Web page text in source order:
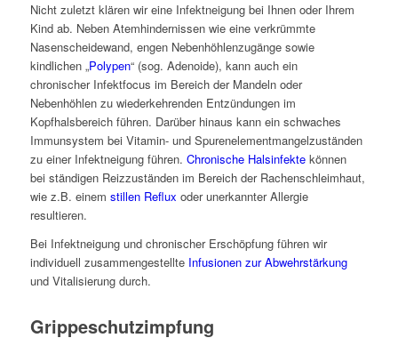
Nicht zuletzt klären wir eine Infektneigung bei Ihnen oder Ihrem
Kind ab. Neben Atemhindernissen wie eine verkrümmte
Nasenscheidewand, engen Nebenhöhlenzugänge sowie
kindlichen „Polypen“ (sog. Adenoide), kann auch ein
chronischer Infektfocus im Bereich der Mandeln oder
Nebenhöhlen zu wiederkehrenden Entzündungen im
Kopfhalsbereich führen. Darüber hinaus kann ein schwaches
Immunsystem bei Vitamin- und Spurenelementmangelzuständen
zu einer Infektneigung führen. Chronische Halsinfektekönnen
bei ständigen Reizzuständen im Bereich der Rachenschleimhaut,
wie z.B. einem stillen Reflux oder unerkannter Allergie
resultieren.
Bei Infektneigung und chronischer Erschöpfung führen wir
individuell zusammengestellte Infusionen zur Abwehrstärkung
und Vitalisierung durch.
Grippeschutzimpfung